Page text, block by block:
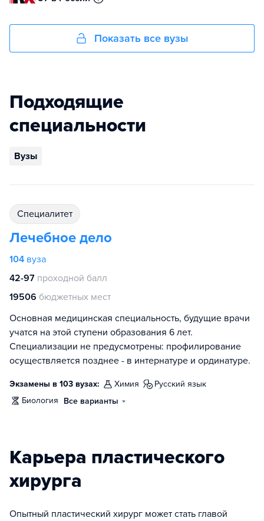
Показать все вузы
Подходящие
специальности
Вузы
специалитет
Лечебное дело
104 вуза
42-97 проходной балл
19506 бюджетных мест
Основная медицинская специальность, будущие врачи
учатся на этой ступени образования 6 лет.
Специализации не предусмотрены: профилирование
осуществляется позднее - в интернатуре и ординатуре.
Экзамены в 103 вузах: химия
русский язык
биология
Все варианты
Карьера пластического
хирурга
Опытный пластический хирург может стать главой